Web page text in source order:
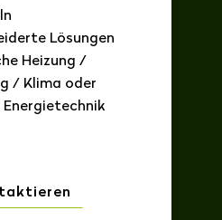
Lösungen
Heizung /
/ Klima oder